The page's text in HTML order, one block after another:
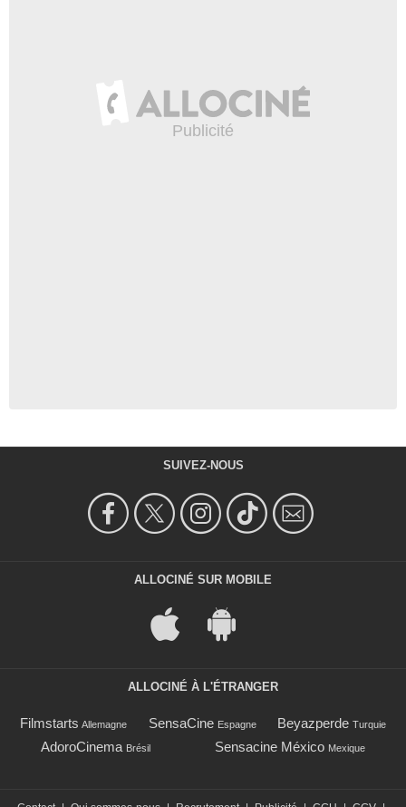
SUIVEZ-NOUS
ALLOCINÉ SUR MOBILE
ALLOCINÉ À L'ÉTRANGER
Filmstarts Allemagne SensaCine Espagne Beyazperde Turquie
AdoroCinema Brésil Sensacine México Mexique